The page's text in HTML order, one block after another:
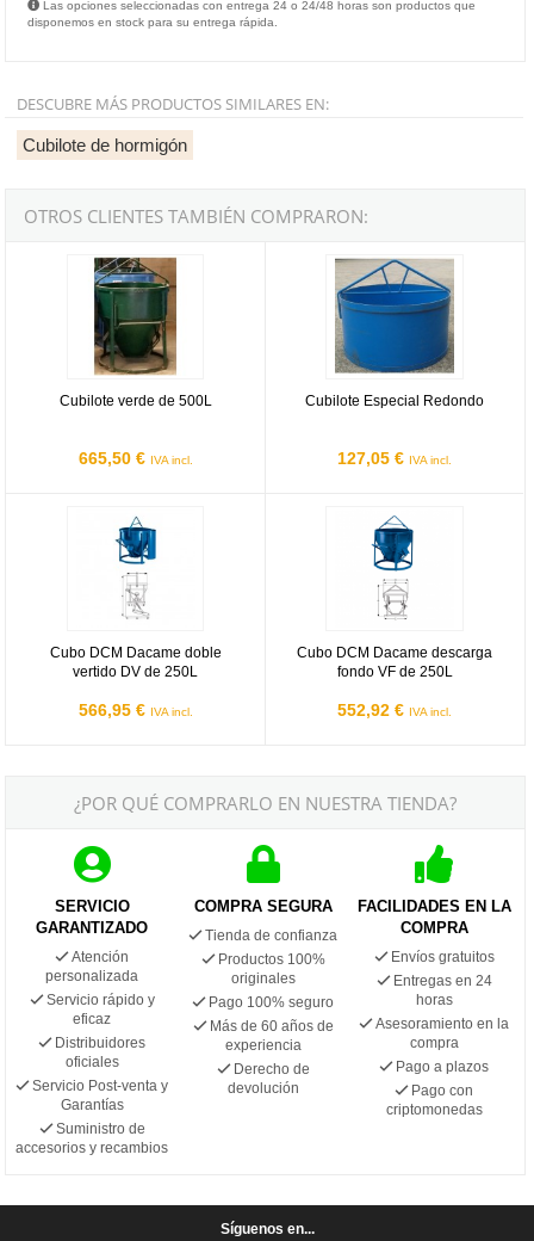
Las opciones seleccionadas con entrega 24 o 24/48 horas son productos que
disponemos en stock para su entrega rápida.
DESCUBRE MÁS PRODUCTOS SIMILARES EN:
Cubilote de hormigón
OTROS CLIENTES TAMBIÉN COMPRARON:
Cubilote verde de 500L
665,50 € IVA incl.
Cubilote verde de 500L
Cubilote Especial Redondo
127,05 € IVA incl.
Cubilote Especial Redondo
Cubo DCM Dacame doble
vertido DV de 250L
566,95 € IVA incl.
Cubo DCM Dacame descarga
fondo VF de 250L
552,92 € IVA incl.
¿POR QUÉ COMPRARLO EN NUESTRA TIENDA?
SERVICIO
GARANTIZADO
Atención
personalizada
Servicio rápido y
eficaz
Distribuidores
oficiales
Servicio Post-venta y
Garantías
Suministro de
accesorios y recambios
COMPRA SEGURA
Tienda de confianza
Productos 100%
originales
Pago 100% seguro
Más de 60 años de
experiencia
Derecho de
devolución
FACILIDADES EN LA
COMPRA
Envíos gratuitos
Entregas en 24
horas
Asesoramiento en la
compra
Pago a plazos
Pago con
criptomonedas
Síguenos en...